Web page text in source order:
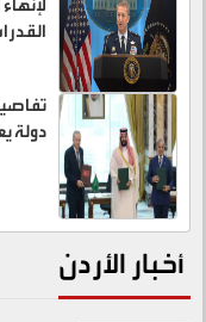
دولة
أخبار الأردن